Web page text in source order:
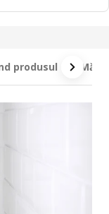
produsul